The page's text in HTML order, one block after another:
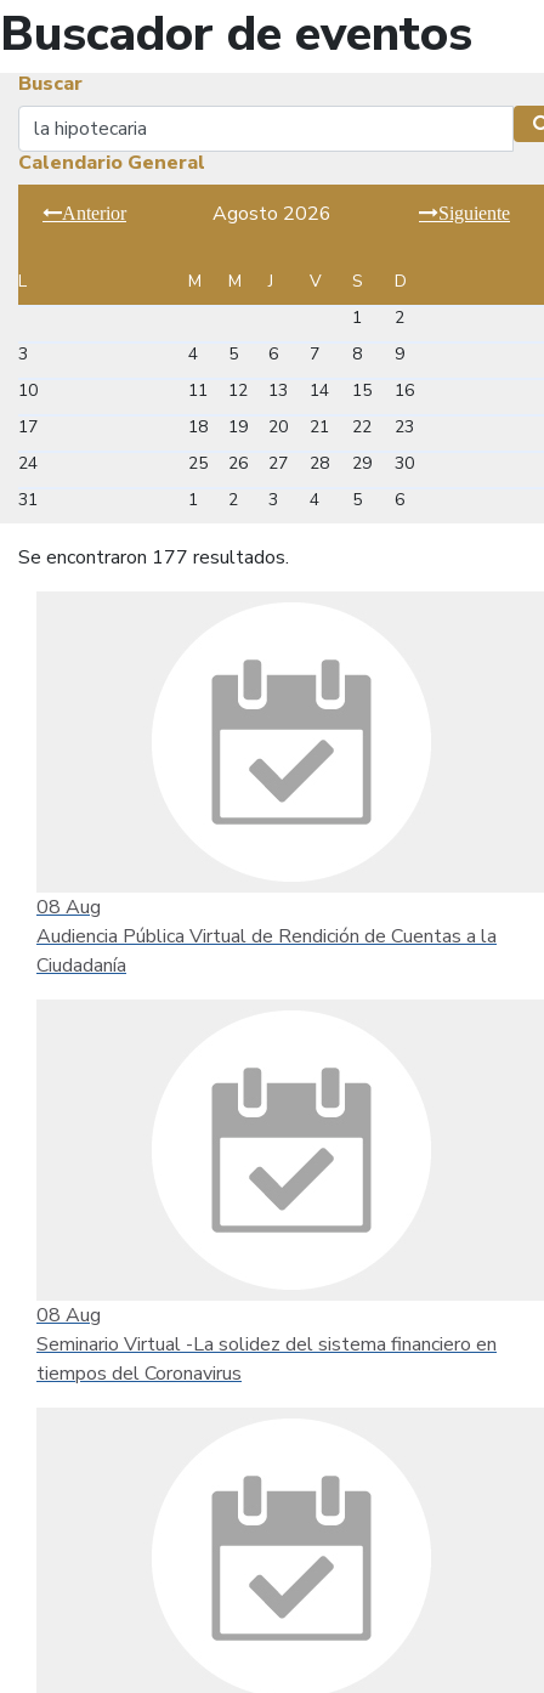
Buscador de eventos
Buscar
Buscar
Calendario General
Anterior Agosto 2026 Siguiente
L M M J V S
D
1
2
3
4 5 6 7 8
9
10
11 12 13 14 15
16
17
18 19 20 21 22
23
24
25 26 27 28 29
30
31
1 2 3 4 5 6
Se encontraron 177 resultados.
08 Aug
Audiencia Pública Virtual de Rendición de Cuentas a la
Ciudadanía
08 Aug
Seminario Virtual -La solidez del sistema financiero en
tiempos del Coronavirus